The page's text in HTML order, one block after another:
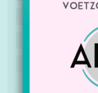
Maat: 43-46, Kleur: dark navy
Maat: 43-46, Kleur: black